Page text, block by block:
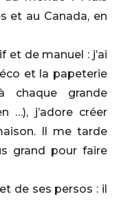
et au Canada, en
et de manuel : j’ai
et la papeterie
grande
…), j’adore créer
Il me tarde
grand pour faire
de ses persos : il